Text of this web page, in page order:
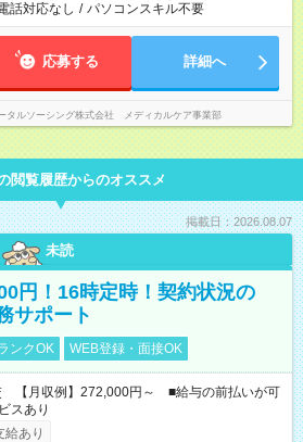
話対応なし / パソコンスキル不要
応募する 詳細へ
タルソーシング株式会社 メディカルケア事業部
閲覧履歴からのオススメ
掲載日：2026.08.07
未読
円！16時定時！契約状況の
サポート
ンクOK WEB登録・面接OK
【月収例】272,000円～ ■給与の前払いが可
スあり
給あり